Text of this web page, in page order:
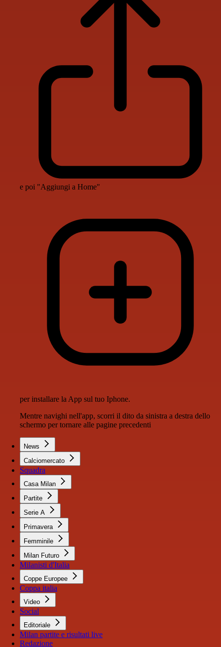
e poi "Aggiungi a Home"
per installare la App sul tuo Iphone.
Mentre navighi nell'app, scorri il dito da sinistra a destra dello
schermo per tornare alle pagine precedenti
News
Calciomercato
Squadra
Casa Milan
Partite
Serie A
Primavera
Femminile
Milan Futuro
Milanisti d'Italia
Coppe Europee
Coppa italia
Video
Social
Editoriale
Milan partite e risultati live
Redazione